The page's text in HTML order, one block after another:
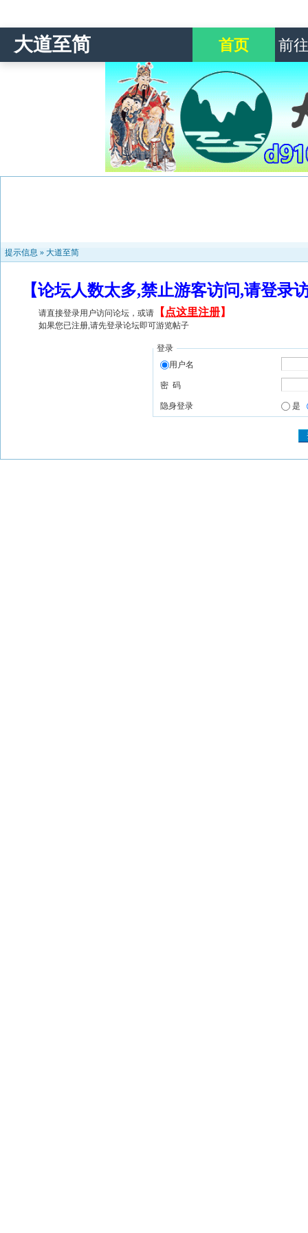
大道至简 首页 前
提示信息 » 大道至简
【论坛人数太多,禁止游客访问,请登
请直接登录用户访问论坛，或请 【 点这里注册】
如果您已注册,请先登录论坛即可游览帖子
登录
用户名
密 码
隐身登录 是